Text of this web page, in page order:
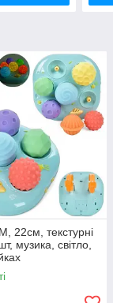
22см, текстурні
музика, світло,